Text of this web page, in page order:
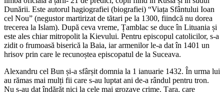
Dunării. Este autorul hagiografiei (biografiei) “Viața Sfântului Ioan
cel Nou” (negustor martirizat de tătari pe la 1300, fiindcă nu dorea
trecerea la Islam). După ceva vreme, Țamblac se duce în Lituania și
este ales chiar mitropolit la Kievului. Pentru episcopul catolicilor, s-a
zidit o frumoasă biserică la Baia, iar armenilor le-a dat în 1401 un
hrisov prin care le recunoștea episcopatul de la Suceava.
Alexandru cel Bun și-a sfârșit domnia la 1 ianuarie 1432. În urma lui
au rămas mai mulți fii care s-au luptat ani de-a rândul pentru tron.
Nu s-au dat îndărăt nici la cele mai grozave crime. Țara, care